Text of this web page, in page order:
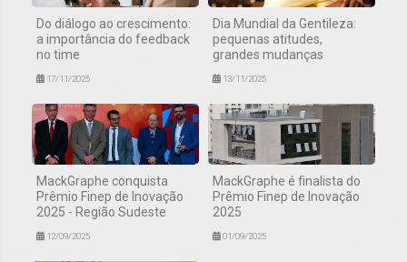
Do diálogo ao crescimento:
a importância do feedback
no time
17/11/2025
Dia Mundial da Gentileza:
pequenas atitudes,
grandes mudanças
13/11/2025
MackGraphe conquista
Prêmio Finep de Inovação
2025 - Região Sudeste
12/09/2025
MackGraphe é finalista do
Prêmio Finep de Inovação
2025
01/09/2025